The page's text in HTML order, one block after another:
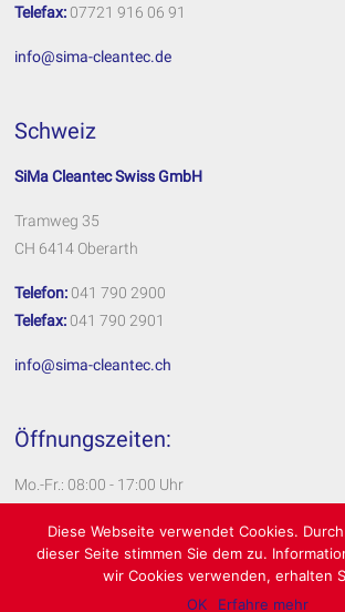
Telefax: 07721 916 06 91
info@sima-cleantec.de
Schweiz
SiMa Cleantec Swiss GmbH
Tramweg 35
CH 6414 Oberarth
Telefon: 041 790 2900
Telefax: 041 790 2901
info@sima-cleantec.ch
Öffnungszeiten:
Mo.-Fr.: 08:00 - 17:00 Uhr
Impressum
Datenschutzerklärung
Diese Webseite verwendet Cookies.
dieser Seite stimmen Sie dem zu.
wir Cookies verwenden, erhalten
OK
Erfahre mehr